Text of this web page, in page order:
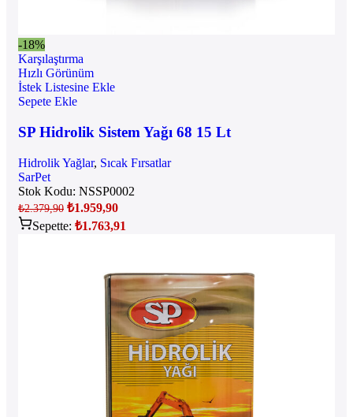
-18%
Karşılaştırma
Hızlı Görünüm
İstek Listesine Ekle
Sepete Ekle
SP Hidrolik Sistem Yağı 68 15 Lt
Hidrolik Yağlar, Sıcak Fırsatlar
SarPet
Stok Kodu: NSSP0002
₺2.379,90 ₺1.959,90
Sepette: ₺1.763,91